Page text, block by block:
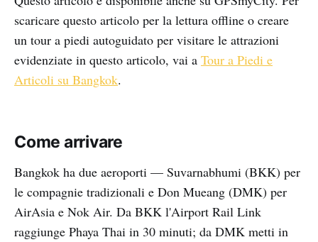
scaricare questo articolo per la lettura offline o creare
un tour a piedi autoguidato per visitare le attrazioni
evidenziate in questo articolo, vai a Tour a Piedi e
Articoli su Bangkok.
Come arrivare
Bangkok ha due aeroporti — Suvarnabhumi (BKK) per
le compagnie tradizionali e Don Mueang (DMK) per
AirAsia e Nok Air. Da BKK l'Airport Rail Link
raggiunge Phaya Thai in 30 minuti; da DMK metti in